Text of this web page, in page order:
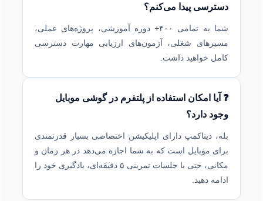
دسترسی پیدا می‌کنم؟
شما به تمامی ۴۰۰+ دوره آموزشی، پروژه‌های عملی،
مسیرهای شغلی، آزمون‌های ارزیابی مهارت دسترسی
کامل خواهید داشت.
❓ آیا امکان استفاده از پلتفرم در گوشی موبایل
وجود دارد؟
بله، دیتاکمپ دارای اپلیکیشن اختصاصی بسیار قدرتمندی
برای موبایل است که به شما اجازه می‌دهد در هر زمان و
مکانی، حتی با جلسات تمرینی ۵ دقیقه‌ای، یادگیری خود را
ادامه دهید.